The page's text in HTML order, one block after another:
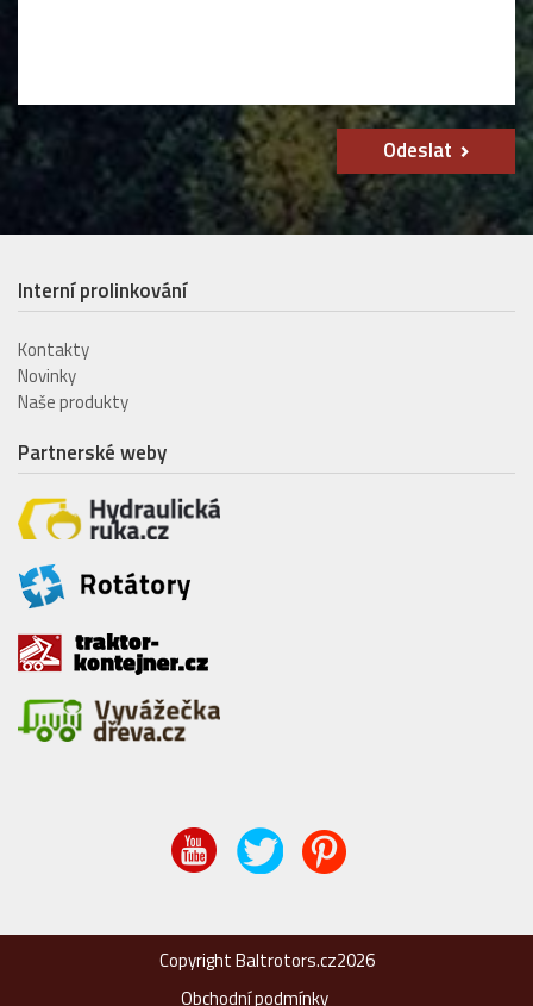
Odeslat
Interní prolinkování
Kontakty
Novinky
Naše produkty
Partnerské weby
Copyright Baltrotors.cz2026
Obchodní podmínky